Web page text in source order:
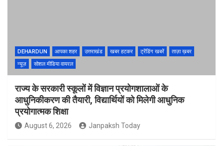
DEHARDUN आपका शहर उत्तराखंड खबर हटकर ट्रेंडिंग खबरें
ताज़ा ख़बर
न्यूज़
सोशल मीडिया वायरल
राज्य के सरकारी स्कूलों में विज्ञान प्रयोगशालाओं के
आधुनिकीकरण की तैयारी, विद्यार्थियों को मिलेगी आधुनिक
प्रयोगात्मक शिक्षा
August 6, 2026 Janpaksh Today